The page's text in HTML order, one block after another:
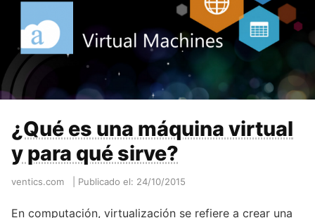
¿Qué es una máquina virtual
y para qué sirve?
ventics.com Publicado el: 24/10/2015
En computación, virtualización se refiere a crear una